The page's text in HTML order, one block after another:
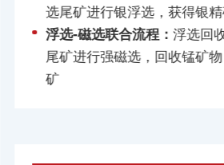
选尾矿进行银浮选，获得银
浮选-磁选联合流程：浮选回
尾矿进行强磁选，回收锰矿
矿